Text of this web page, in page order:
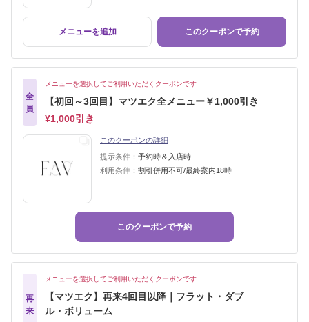
メニューを追加 このクーポンで予約
全
員
メニューを選択してご利用いただくクーポンです
【初回～3回目】マツエク全メニュー￥1,000引き
¥1,000引き
このクーポンの詳細
提示条件： 予約時＆入店時
利用条件： 割引併用不可/最終案内18時
このクーポンで予約
再
来
メニューを選択してご利用いただくクーポンです
【マツエク】再来4回目以降｜フラット・ダブ
ル・ボリューム